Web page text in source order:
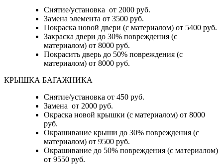
Снятие/установка от 2000 руб.
Замена элемента от 3500 руб.
Покраска новой двери (с материалом) от 5400 руб.
Закраска двери до 30% повреждения (с
материалом) от 8000 руб.
Покрасить дверь до 50% повреждения (с
материалом) от 8000 руб.
КРЫШКА БАГАЖНИКА
Снятие/установка от 450 руб.
Замена от 2000 руб.
Окраска новой крышки (с материалом) от 8000
руб.
Окрашивание крыши до 30% повреждения (с
материалом) от 9500 руб.
Окрашивание до 50% повреждения (с материалом)
от 9550 руб.